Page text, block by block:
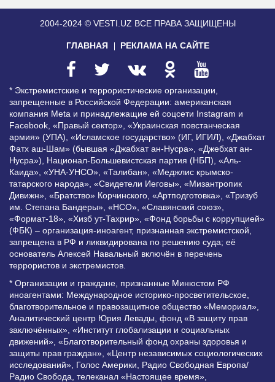
2004-2024 © VESTI.UZ ВСЕ ПРАВА ЗАЩИЩЕНЫ
ГЛАВНАЯ РЕКЛАМА НА САЙТЕ
* Экстремистские и террористические организации,
запрещенные в Российской Федерации: американская
компания Meta и принадлежащие ей соцсети Instagram и
Facebook, «Правый сектор», «Украинская повстанческая
армия» (УПА), «Исламское государство» (ИГ, ИГИЛ), «Джабхат
Фатх аш-Шам» (бывшая «Джабхат ан-Нусра», «Джебхат ан-
Нусра»), Национал-Большевистская партия (НБП), «Аль-
Каида», «УНА-УНСО», «Талибан», «Меджлис крымско-
татарского народа», «Свидетели Иеговы», «Мизантропик
Дивижн», «Братство» Корчинского, «Артподготовка», «Тризуб
им. Степана Бандеры», «НСО», «Славянский союз»,
«Формат-18», «Хизб ут-Тахрир», «Фонд борьбы с коррупцией»
(ФБК) – организация-иноагент, признанная экстремистской,
запрещена в РФ и ликвидирована по решению суда; её
основатель Алексей Навальный включён в перечень
террористов и экстремистов.
* Организации и граждане, признанные Минюстом РФ
иноагентами: Международное историко-просветительское,
благотворительное и правозащитное общество «Мемориал»,
Аналитический центр Юрия Левады, фонд «В защиту прав
заключённых», «Институт глобализации и социальных
движений», «Благотворительный фонд охраны здоровья и
защиты прав граждан», «Центр независимых социологических
исследований», Голос Америки, Радио Свободная Европа/
Радио Свобода, телеканал «Настоящее время»,